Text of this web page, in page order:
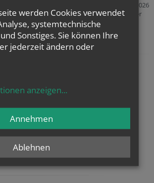
Meinung ist wieder gefragt. Der PGR-Kompass 2026
15. September bis zum 6. Oktober 2026. Der
Teilnahme wird persönlich zugesandt.
GA(9.7.)
Gremien der Pfarre und dem Pfarrlichen
(6.7.)
(6.7.)
werden Cookies verwendet
systemtechnische
Sonstiges. Sie können Ihre
jederzeit ändern oder
anzeigen...
Ablehnen
Annehmen